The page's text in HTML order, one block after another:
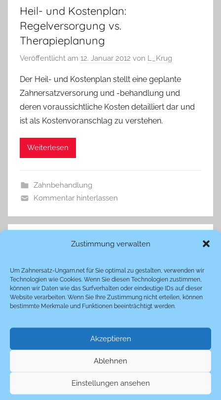
Zustimmung verwalten
Um Zahnersatz-Ungarn.net für Sie optimal zu gestalten, verwenden wir
Technologien wie Cookies. Wenn Sie diesen Technologien zustimmen,
können wir Daten wie das Surfverhalten oder eindeutige IDs auf dieser
Website verarbeiten. Wenn Sie Ihre Zustimmung nicht erteilen, können
bestimmte Merkmale und Funktionen beeinträchtigt werden.
Akzeptieren
Ablehnen
Einstellungen ansehen
Heil- und Kostenplan:
Regelversorgung vs.
Therapieplanung
Veröffentlicht am 12. Januar 2012 von L_Krug
Der Heil- und Kostenplan stellt eine geplante
Zahnersatzversorung und -behandlung und
deren voraussichtliche Kosten detailliert dar und
ist als Kostenvoranschlag zu verstehen.
Weiterlesen
Zahnbehandlung
Kommentar hinterlassen